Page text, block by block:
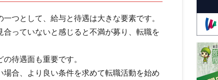
つとして、給与と待遇は大きな要素です。
っていないと感じると不満が募り、転職を
待遇面も重要です。
合、より良い条件を求めて転職活動を始め